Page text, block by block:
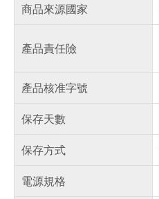
商品來源國家
產品責任險
產品核准字號
保存天數
保存方式
電源規格